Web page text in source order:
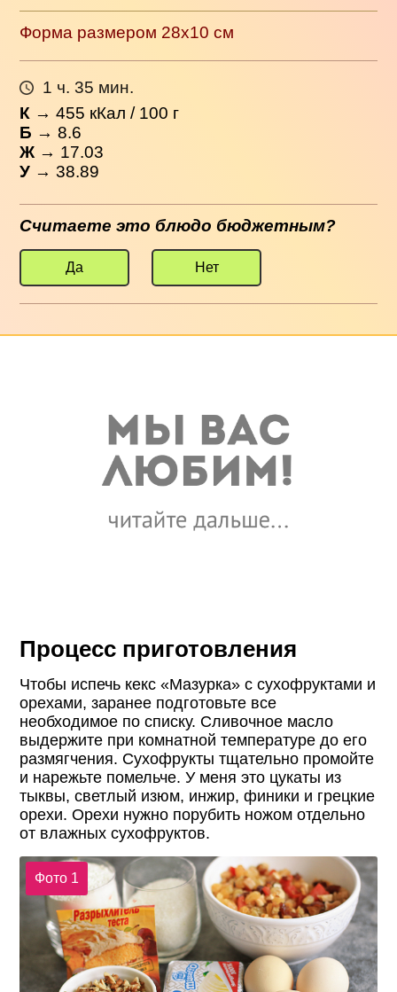
Форма размером 28х10 см
1 ч. 35 мин.
К →455 кКал / 100 г
Б → 8.6
Ж → 17.03
У → 38.89
Считаете это блюдо бюджетным?
Да Нет
Процесс приготовления
Чтобы испечь кекс «Мазурка» с сухофруктами и
орехами, заранее подготовьте все
необходимое по списку. Сливочное масло
выдержите при комнатной температуре до его
размягчения. Сухофрукты тщательно промойте
и нарежьте помельче. У меня это цукаты из
тыквы, светлый изюм, инжир, финики и грецкие
орехи. Орехи нужно порубить ножом отдельно
от влажных сухофруктов.
Фото 1